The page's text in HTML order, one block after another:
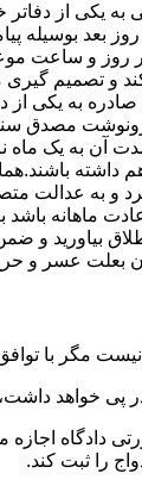
به یکی از
بعد بوسیله
روز و ساعت
و تصمیم گیری
به یکی از
رونوشت مصدق
آن به یک ماه
داشته
و به عدالت
باشد
بیاورید
عسر و
مگر با
پی خواهد
دادگاه
را ثبت کند.